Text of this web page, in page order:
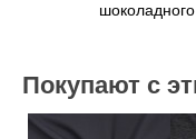
Покупают с